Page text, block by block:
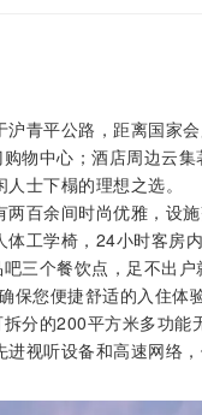
青平公路，距离国家
物中心；酒店周边云
士下榻的理想之选。
百余间时尚优雅，设
工学椅，24小时客房
三个餐饮点，足不出
您便捷舒适的入住体验
分的200平方米多功
视听设备和高速网络，